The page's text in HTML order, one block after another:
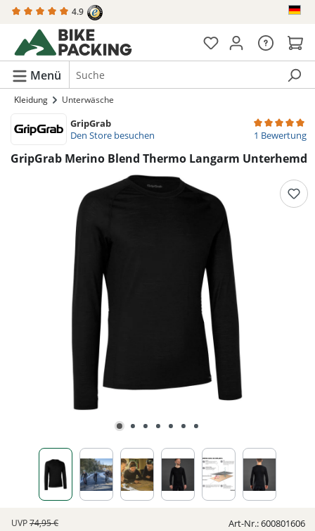
springen 4.9
Menü
Kleidung Unterwäsche
Bildergalerie überspringen
GripGrab
Den Store besuchen
GripGrab Merino Blend Thermo Langarm Unterhemd
1 Bewertung
UVP74,95 € Art-Nr.:600801606